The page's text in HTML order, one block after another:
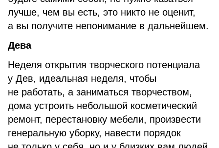
лучше, чем вы есть, это никто не оценит,
а вы получите непонимание в дальнейшем.
Дева
Неделя открытия творческого потенциала
у Дев, идеальная неделя, чтобы
не работать, а заниматься творчеством,
дома устроить небольшой косметический
ремонт, перестановку мебели, произвести
генеральную уборку, навести порядок